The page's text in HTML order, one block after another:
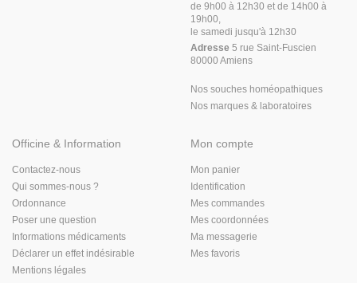
de 9h00 à 12h30 et de 14h00 à
19h00,
le samedi jusqu'à 12h30
Adresse 5 rue Saint-Fuscien
80000 Amiens
Nos souches homéopathiques
Nos marques & laboratoires
Officine & Information
Contactez-nous
Qui sommes-nous ?
Ordonnance
Poser une question
Informations médicaments
Déclarer un effet indésirable
Mentions légales
Mon compte
Mon panier
Identification
Mes commandes
Mes coordonnées
Ma messagerie
Mes favoris